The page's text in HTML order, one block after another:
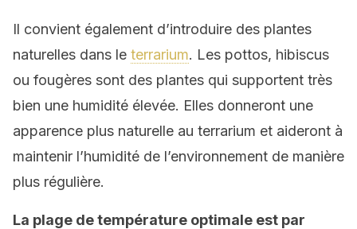
Il convient également d’introduire des plantes
naturelles dans le terrarium. Les pottos, hibiscus
ou fougères sont des plantes qui supportent très
bien une humidité élevée. Elles donneront une
apparence plus naturelle au terrarium et aideront à
maintenir l’humidité de l’environnement de manière
plus régulière.
La plage de température optimale est par